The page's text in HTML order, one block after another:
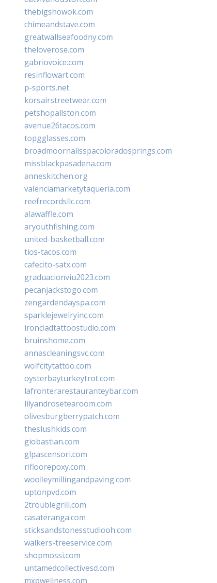
thebigshowok.com
chimeandstave.com
greatwallseafoodny.com
theloverose.com
gabriovoice.com
resinflowart.com
p-sports.net
korsairstreetwear.com
petshopallston.com
avenue26tacos.com
topgglasses.com
broadmoornailsspacoloradosprings.com
missblackpasadena.com
anneskitchen.org
valenciamarketytaqueria.com
reefrecordsllc.com
alawaffle.com
aryouthfishing.com
united-basketball.com
tios-tacos.com
cafecito-satx.com
graduacionviu2023.com
pecanjackstogo.com
zengardendayspa.com
sparklejewelryinc.com
ironcladtattoostudio.com
bruinshome.com
annascleaningsvc.com
wolfcitytattoo.com
oysterbayturkeytrot.com
lafronterarestauranteybar.com
lilyandrosetearoom.com
olivesburgberrypatch.com
theslushkids.com
giobastian.com
glpascensori.com
rifloorepoxy.com
woolleymillingandpaving.com
uptonpvd.com
2troublegrill.com
casateranga.com
sticksandstonesstudiooh.com
walkers-treeservice.com
shopmossi.com
untamedcollectivesd.com
mxpwellness.com